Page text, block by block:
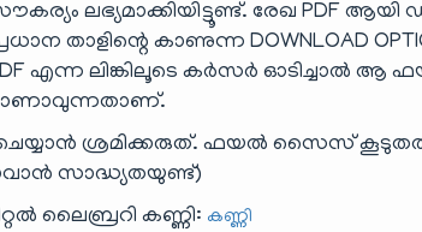
ലഭ്യമാക്കിയിട്ടൂണ്ട്. രേഖ PDF
താളിന്റെ കാണുന്ന DOWNLOAD
PDF എന്ന ലിങ്കിലൂടെ കർസർ ഓടിച്ചാൽ
കാണാവുന്നതാണ്.
ശ്രമിക്കരുത്. ഫയൽ സൈസ്
സാദ്ധ്യതയുണ്ട്)
ലൈബ്രറി കണ്ണി: കണ്ണി